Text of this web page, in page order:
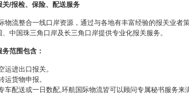
关/报检、保险、配送服务
物流整合一线口岸资源，通过与各地有丰富经验的报关业者
、中国珠三角口岸及长三角口岸提供专业化报关服务。
范围包含：
运进出口报关。
运货物申报。
车配送或一日数配,环航国际物流皆可以顾问专属秘书服务来